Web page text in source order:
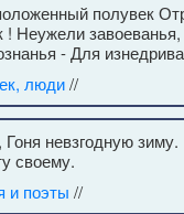
полувек
Неужели
- Для
люди//
невзгодную зиму.
своему.
и поэты //